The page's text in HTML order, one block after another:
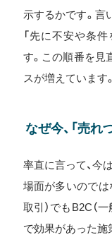
示するかです。言
「先に不安や条
す。この順番を見
スが増えています。
なぜ今、「売れ
率直に言って、今
場面が多いのでは
取引）でもB2C（
で効果があった施